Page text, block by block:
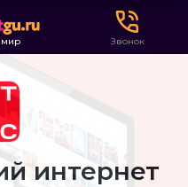
Звонок
интернет